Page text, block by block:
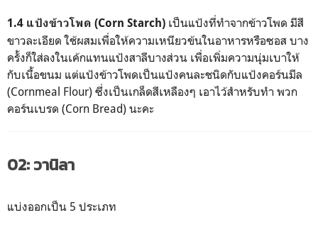
1.4 แป้งข้าวโพด (Corn Starch) เป็นแป้งที่ทำจากข้าวโพด มีสี
ขาวละเอียด ใช้ผสมเพื่อให้ความเหนียวข้นในอาหารหรือซอส บาง
ครั้งก็ใส่ลงในเค้กแทนแป้งสาลีบางส่วน เพื่อเพิ่มความนุ่มเบาให้
กับเนื้อขนม แต่แป้งข้าวโพดเป็นแป้งคนละชนิดกับแป้งคอร์นมีล
(Cornmeal Flour) ซึ่งเป็นเกล็ดสีเหลืองๆ เอาไว้สำหรับทำ พวก
คอร์นเบรด (Corn Bread) นะคะ
02: วานิลา
แบ่งออกเป็น 5 ประเภท